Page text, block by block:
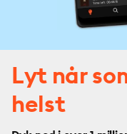
Lyt når
helst